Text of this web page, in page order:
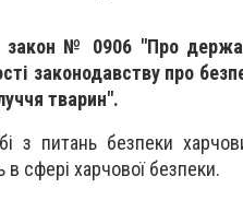
закон № 0906 "Про
законодавству про
тварин".
з питань безпеки
сфері харчової безпеки.